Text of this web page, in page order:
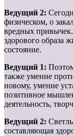
Ведущий 2:
физическом, о
вредных
здорового образа
состояние.
Ведущий 1:
также умение
новому, умение
позитивное
деятельность,
Ведущий 2:
составляющая